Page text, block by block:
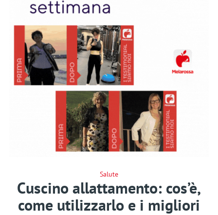
Salute
Cuscino allattamento: cos’è,
come utilizzarlo e i migliori